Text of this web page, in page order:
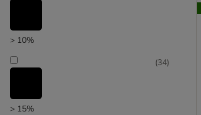
> 10%
> 15%
(34)